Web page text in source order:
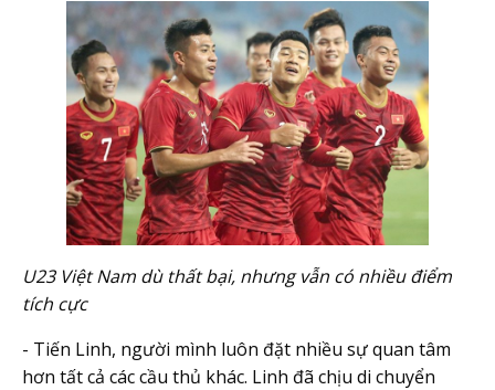
U23 Việt Nam dù thất bại, nhưng vẫn có nhiều điểm
tích cực
- Tiến Linh, người mình luôn đặt nhiều sự quan tâm
hơn tất cả các cầu thủ khác. Linh đã chịu di chuyển